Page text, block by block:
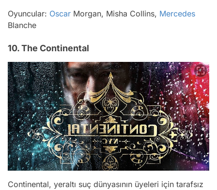
Oyuncular: Oscar Morgan, Misha Collins, Mercedes
Blanche
10. The Continental
Continental, yeraltı suç dünyasının üyeleri için tarafsız